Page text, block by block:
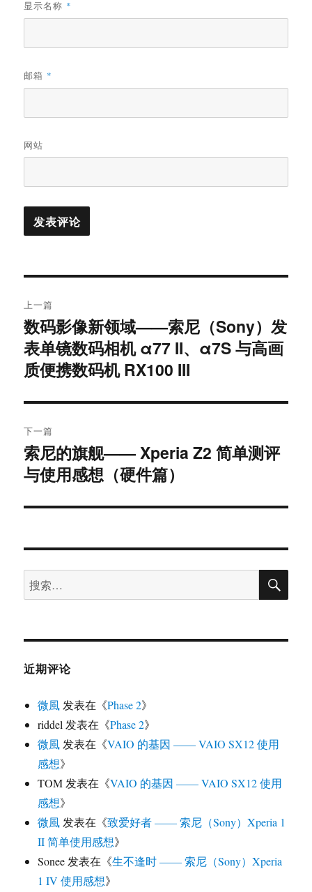
显示名称 *
邮箱 *
网站
章
导
航
上一篇
上
篇
文
数码影像新领域——索尼（Sony）发
表单镜数码相机 α77 II、α7S 与高画
质便携数码机 RX100 III
下一篇
下
篇
章：
索尼的旗舰—— Xperia Z2 简单测评
与使用感想（硬件篇）
搜
索：
搜
近期评论
微風发表在《Phase 2》
riddel发表在《Phase 2》
微風发表在《VAIO 的基因 —— VAIO SX12 使用
感想》
TOM发表在《VAIO 的基因 —— VAIO SX12 使用
感想》
微風发表在《致爱好者 —— 索尼（Sony）Xperia 1
II 简单使用感想》
Sonee发表在《生不逢时 —— 索尼（Sony）Xperia
1 IV 使用感想》